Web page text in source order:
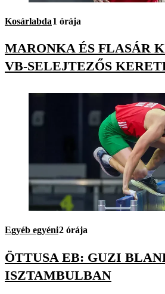
Kosárlabda1 órája
MARONKA ÉS FLASÁR
VB-SELEJTEZŐS
Egyéb egyéni2 órája
ÖTTUSA EB: GUZI
ISZTAMBULBAN